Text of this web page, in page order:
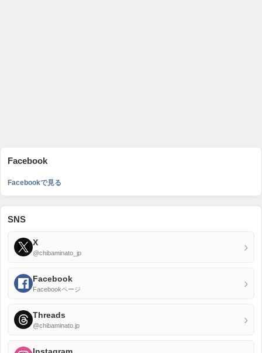
Facebook
Facebookで見る
SNS
X
@chibaminato_jp ›
Facebook
Facebookページ ›
Threads
@chibaminato.jp ›
Instagram